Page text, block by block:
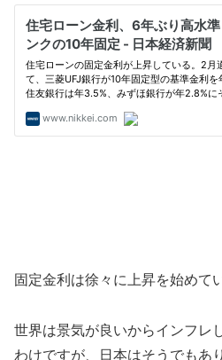
固定金利は徐々に上昇を始めて
世界は景気が良いからインフレ
わけですが、日本はそうでもあ